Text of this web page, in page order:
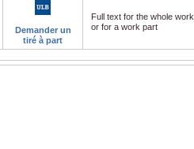
Demander un
tiré à part
Full text for the whole work,
or for a work part